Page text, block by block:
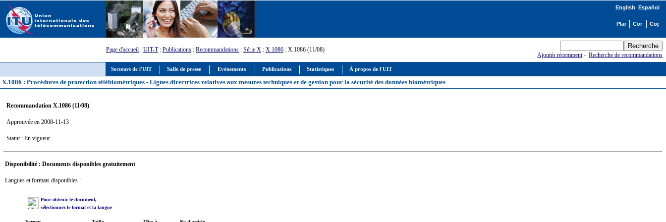
Secteurs de l'UIT Salle de presse Evénements Publications Statistiques À propos de l'UIT
English Español
Page d'accueil : UIT-T: Publications : Recommandations : Série X : X.1086 : X.1086 (11/08)
Ajoutés récemment-Recherche de recommandations
X.1086 : Procédures de protection télébiométriques - Lignes directrices relatives aux mesures techniques et de gestion pour la sécurité des données biométriques
Recommandation X.1086 (11/08)
Approuvée en 2008-11-13
Statut : En vigueur
Disponibilité : Documents disponibles gratuitement
Langues et formats disponibles :
Pour obtenir le document,
sélectionnez le format et la langue